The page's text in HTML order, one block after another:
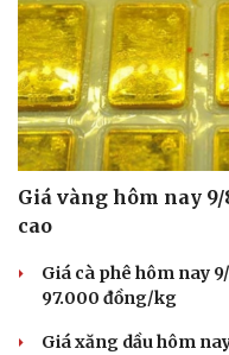
Giá vàng hôm nay 9/
cao
Giá cà phê hôm nay
97.000 đồng/kg
Giá xăng dầu hôm